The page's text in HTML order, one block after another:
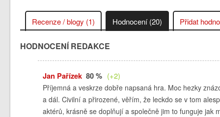
Recenze / blogy (1) Hodnocení (20) Přidat
HODNOCENÍ REDAKCE
Jan Pařízek80 % (+2)
Příjemná a veskrze dobře napsaná hra. Moc hezky
a dál. Civilní a přirozené, věřím, že leckdo se v tom
aktérů, krásně se doplňují a společně jim to funguje jak